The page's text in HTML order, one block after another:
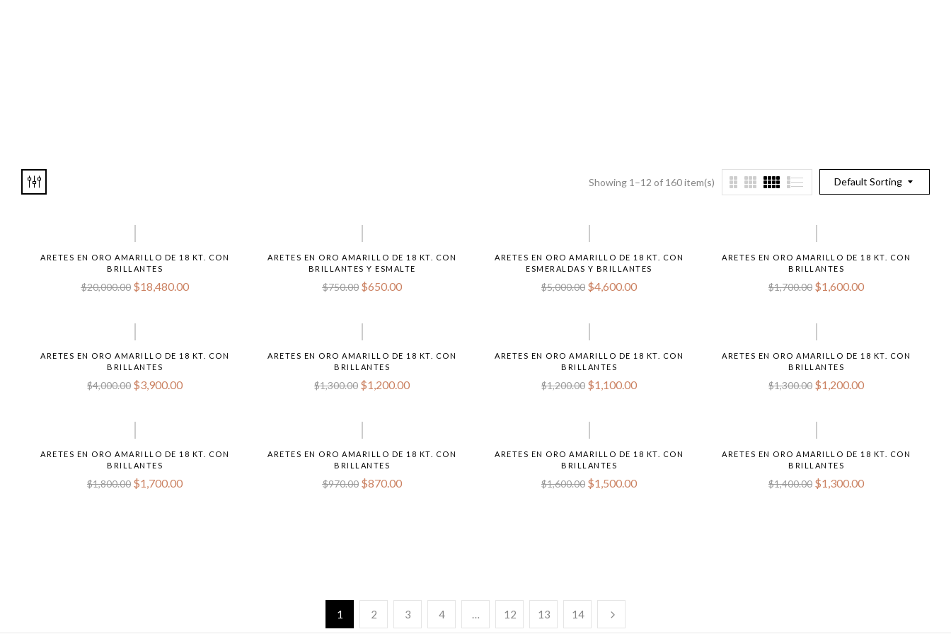
Default Sorting
Showing 1–12 of 160 item(s)
ARETES EN ORO AMARILLO DE 18 KT. CON
BRILLANTES
$20,000.00 $18,480.00
ARETES EN ORO AMARILLO DE 18 KT. CON
BRILLANTES Y ESMALTE
$750.00 $650.00
ARETES EN ORO AMARILLO DE 18 KT. CON
ESMERALDAS Y BRILLANTES
$5,000.00 $4,600.00
ARETES EN ORO AMARILLO DE 18 KT. CON
BRILLANTES
$1,700.00 $1,600.00
ARETES EN ORO AMARILLO DE 18 KT. CON
BRILLANTES
$4,000.00 $3,900.00
ARETES EN ORO AMARILLO DE 18 KT. CON
BRILLANTES
$1,300.00 $1,200.00
ARETES EN ORO AMARILLO DE 18 KT. CON
BRILLANTES
$1,200.00 $1,100.00
ARETES EN ORO AMARILLO DE 18 KT. CON
BRILLANTES
$1,300.00 $1,200.00
ARETES EN ORO AMARILLO DE 18 KT. CON
BRILLANTES
$1,800.00 $1,700.00
ARETES EN ORO AMARILLO DE 18 KT. CON
BRILLANTES
$970.00 $870.00
ARETES EN ORO AMARILLO DE 18 KT. CON
BRILLANTES
$1,600.00 $1,500.00
ARETES EN ORO AMARILLO DE 18 KT. CON
BRILLANTES
$1,400.00 $1,300.00
1 2 3 4 … 12 13 14